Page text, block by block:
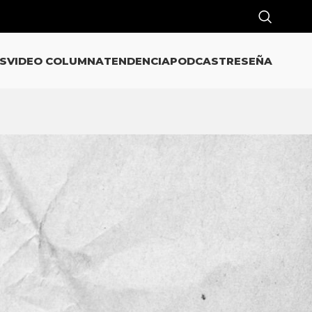
VIDEO COLUMNATENDENCIAPODCASTRESEÑA